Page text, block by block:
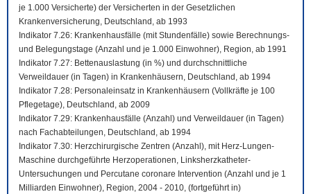
je 1.000 Versicherte) der Versicherten in der Gesetzlichen
Krankenversicherung, Deutschland, ab 1993
Indikator 7.26: Krankenhausfälle (mit Stundenfälle) sowie Berechnungs-
und Belegungstage (Anzahl und je 1.000 Einwohner), Region, ab 1991
Indikator 7.27: Bettenauslastung (in %) und durchschnittliche
Verweildauer (in Tagen) in Krankenhäusern, Deutschland, ab 1994
Indikator 7.28: Personaleinsatz in Krankenhäusern (Vollkräfte je 100
Pflegetage), Deutschland, ab 2009
Indikator 7.29: Krankenhausfälle (Anzahl) und Verweildauer (in Tagen)
nach Fachabteilungen, Deutschland, ab 1994
Indikator 7.30: Herzchirurgische Zentren (Anzahl), mit Herz-Lungen-
Maschine durchgeführte Herzoperationen, Linksherzkatheter-
Untersuchungen und Percutane coronare Intervention (Anzahl und je 1
Milliarden Einwohner), Region, 2004 - 2010, (fortgeführt in)